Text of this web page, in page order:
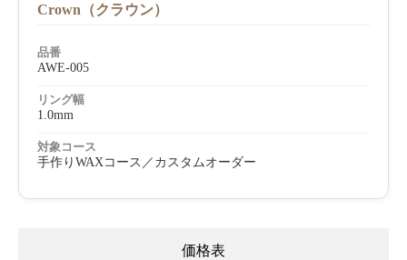
Crown（クラウン）
品番
AWE-005
リング幅
1.0mm
対象コース
手作りWAXコース／カスタムオーダー
価格表